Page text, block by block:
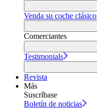
Venda su coche clásico
Comerciantes
Testimonials
Revista
Más
Suscríbase
Boletín de noticias